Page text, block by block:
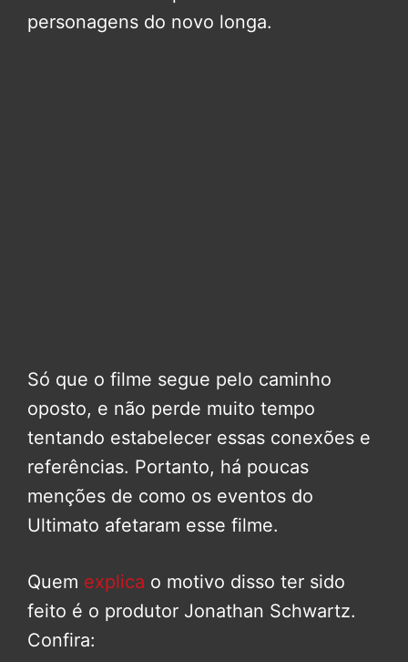
personagens do novo longa.
Só que o filme segue pelo caminho
oposto, e não perde muito tempo
tentando estabelecer essas conexões e
referências. Portanto, há poucas
menções de como os eventos do
Ultimato afetaram esse filme.
Quem explica o motivo disso ter sido
feito é o produtor Jonathan Schwartz.
Confira: